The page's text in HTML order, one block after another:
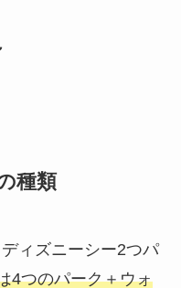
種類
ィズニーシー2つパ
4つのパーク＋ウォ